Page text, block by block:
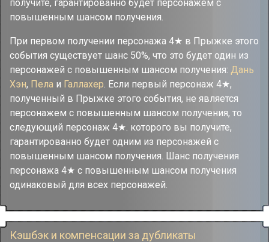
получите, гарантированно будет персонажем с
повышенным шансом получения.
При первом получении персонажа 4★ в Прыжке этого
события существует шанс 50%, что это будет один из
персонажей с повышенным шансом получения: Дань
Хэн, Пела и Галлахер. Если первый персонаж 4★,
полученный в Прыжке этого события, не является
персонажем с повышенным шансом получения, то
следующий персонаж 4★. которого вы получите,
гарантированно будет одним из персонажей с
повышенным шансом получения. Шанс получения
персонажа 4★ с повышенным шансом получения
одинаковый для всех персонажей.
Кэшбэк и компенсации за дубликаты